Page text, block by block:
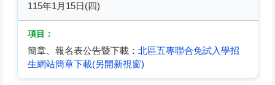
115年1月15日(四)
簡章、報名表公告暨下載： 北區五專聯合免試入學招
生網站簡章下載(另開新視窗)